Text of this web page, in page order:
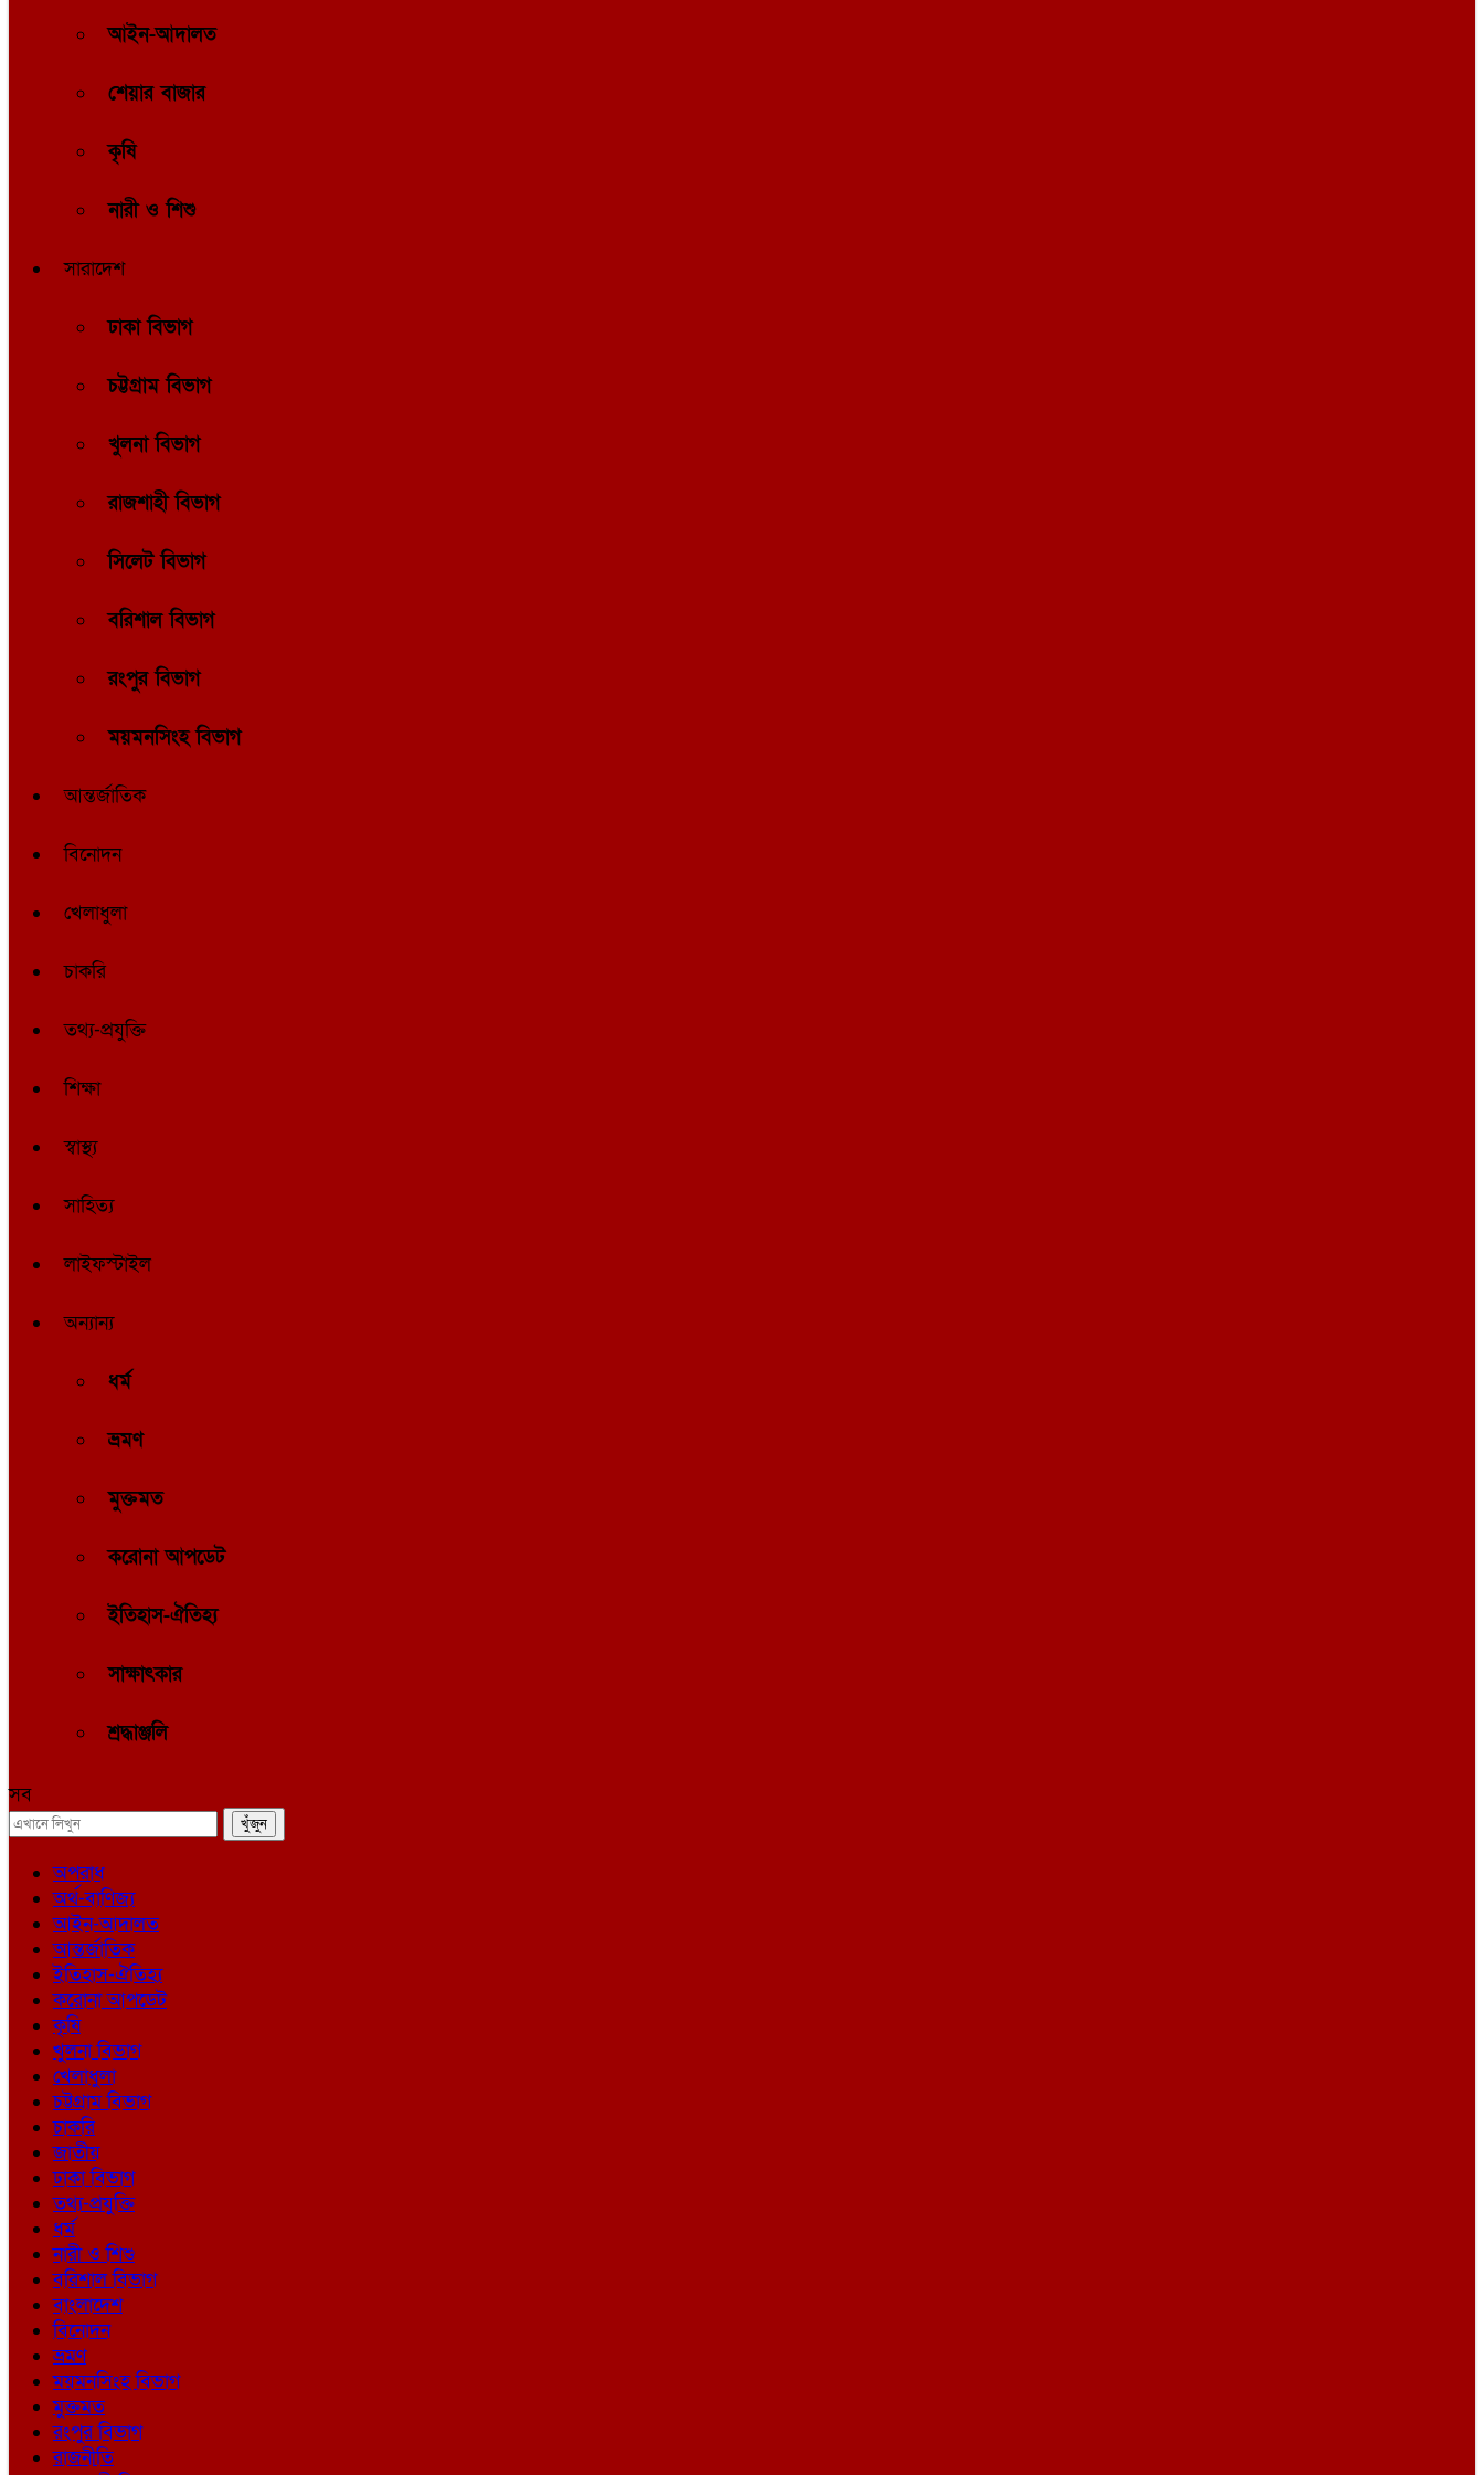
আইন-আদালত
শেয়ার বাজার
কৃষি
নারী ও শিশু
সারাদেশ
ঢাকা বিভাগ
চট্টগ্রাম বিভাগ
খুলনা বিভাগ
রাজশাহী বিভাগ
সিলেট বিভাগ
বরিশাল বিভাগ
রংপুর বিভাগ
ময়মনসিংহ বিভাগ
আন্তর্জাতিক
বিনোদন
খেলাধুলা
চাকরি
তথ্য-প্রযুক্তি
শিক্ষা
স্বাস্থ্য
সাহিত্য
লাইফস্টাইল
অন্যান্য
ধর্ম
ভ্রমণ
মুক্তমত
করোনা আপডেট
ইতিহাস-ঐতিহ্য
সাক্ষাৎকার
শ্রদ্ধাঞ্জলি
সব
অপরাধ
অর্থ-বাণিজ্য
আইন-আদালত
আন্তর্জাতিক
ইতিহাস-ঐতিহ্য
করোনা আপডেট
কৃষি
খুলনা বিভাগ
খেলাধুলা
চট্টগ্রাম বিভাগ
চাকরি
জাতীয়
ঢাকা বিভাগ
তথ্য-প্রযুক্তি
ধর্ম
নারী ও শিশু
বরিশাল বিভাগ
বাংলাদেশ
বিনোদন
ভ্রমণ
ময়মনসিংহ বিভাগ
মুক্তমত
রংপুর বিভাগ
রাজনীতি